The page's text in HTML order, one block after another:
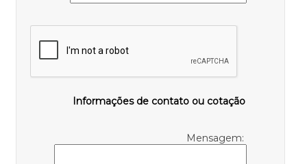
Informações de contato ou cotação
Mensagem: